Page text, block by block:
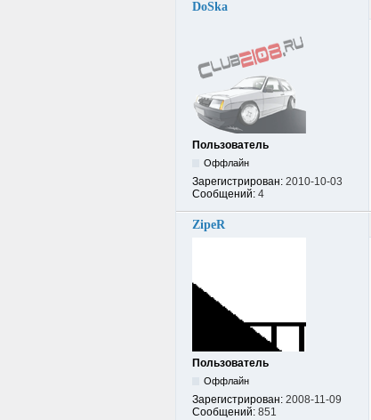
DoSka
Пользователь
Оффлайн
Зарегистрирован: 2010-10-03
Сообщений: 4
ZipeR
Пользователь
Оффлайн
Зарегистрирован: 2008-11-09
Сообщений: 851